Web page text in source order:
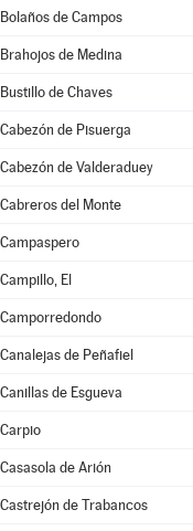
Bolaños de Campos
Brahojos de Medina
Bustillo de Chaves
Cabezón de Pisuerga
Cabezón de Valderaduey
Cabreros del Monte
Campaspero
Campillo, El
Camporredondo
Canalejas de Peñafiel
Canillas de Esgueva
Carpio
Casasola de Arión
Castrejón de Trabancos